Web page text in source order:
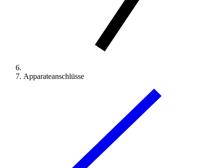
Apparateanschlüsse